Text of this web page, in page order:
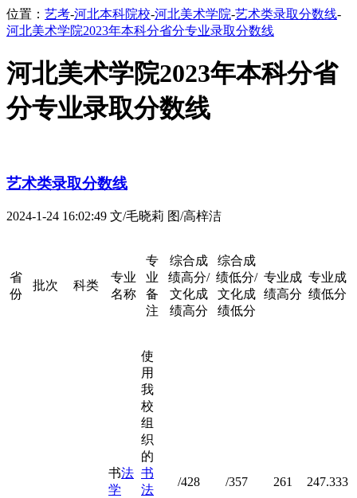
位置： 艺考-河北本科院校-河北美术学院-艺术类录取分数线-
河北美术学院2023年本科分省分专业录取分数线
河北美术学院2023年本科分省
分专业录取分数线
艺术类录取分数线
2024-1-24 16:02:49 文/毛晓莉 图/高梓洁
省
份
批次 科类
专业
名称
专
业
备
注
综合成
绩高分/
文化成
绩高分
综合成
绩低分/
文化成
绩低分
专业成
绩高分
专业成
绩低分
书法
学
使
用
我
校
组
织
的
书
法
/428 /357 261 247.333